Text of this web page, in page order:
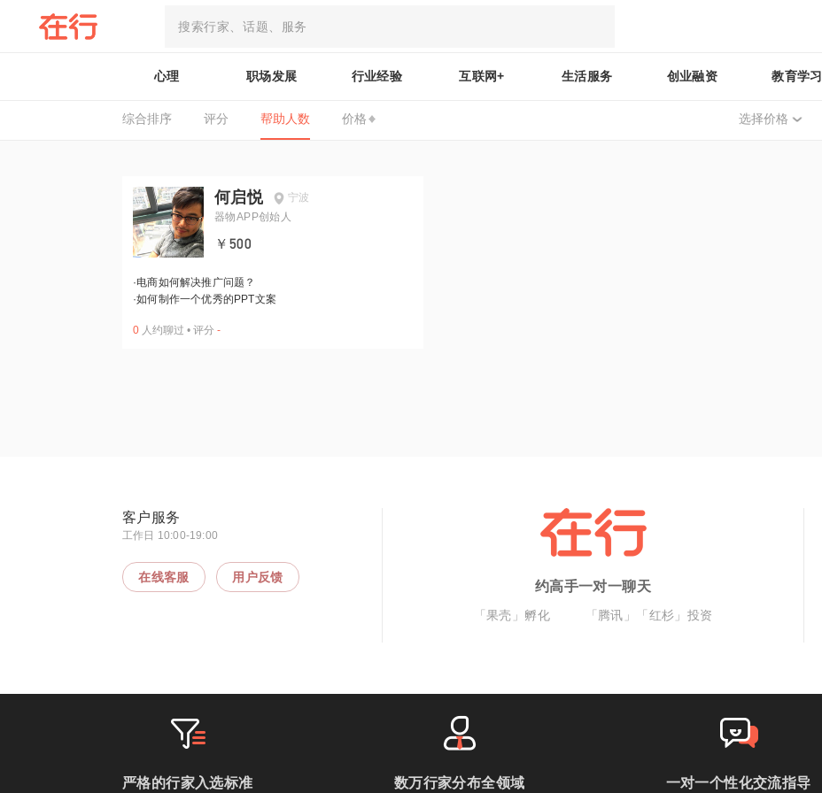
心理 职场发展 行业经验 互联网+ 生活服务 创业融资 教育学习
综合排序 评分 帮助人数 价格 选择价格
何启悦
宁波
器物APP创始人
￥500
·电商如何解决推广问题？
·如何制作一个优秀的PPT文案
0 人约聊过 • 评分 -
客户服务
工作日 10:00-19:00
在线客服 用户反馈
约高手一对一聊天
「果壳」孵化 「腾讯」「红杉」投资
严格的行家入选标准 数万行家分布全领域 一对一个性化交流指导